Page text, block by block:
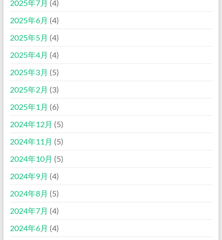
2025年7月 (4)
2025年6月 (4)
2025年5月 (4)
2025年4月 (4)
2025年3月 (5)
2025年2月 (3)
2025年1月 (6)
2024年12月 (5)
2024年11月 (5)
2024年10月 (5)
2024年9月 (4)
2024年8月 (5)
2024年7月 (4)
2024年6月 (4)